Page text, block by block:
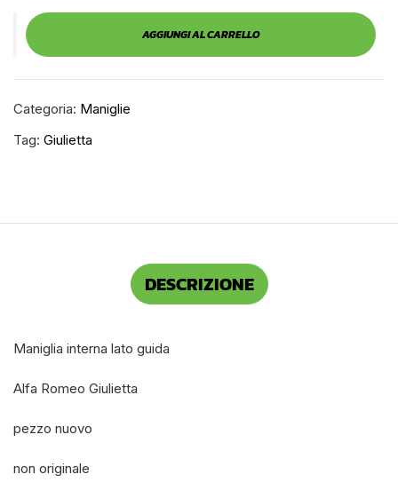
AGGIUNGI AL CARRELLO
Categoria: Maniglie
Tag: Giulietta
DESCRIZIONE
Maniglia interna lato guida
Alfa Romeo Giulietta
pezzo nuovo
non originale